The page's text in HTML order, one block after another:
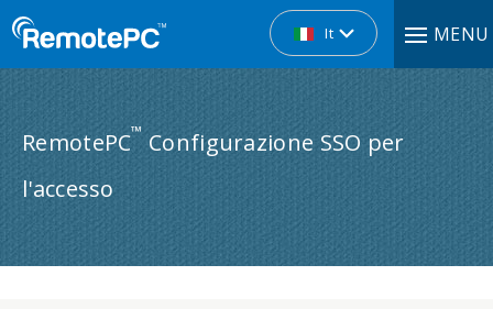
It MENU
RemotePC™ Configurazione SSO per
l'accesso